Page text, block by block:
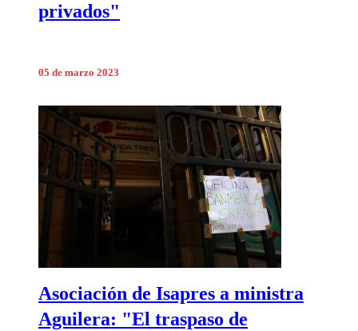
privados"
05 de marzo 2023
Asociación de Isapres a ministra
Aguilera: "El traspaso de